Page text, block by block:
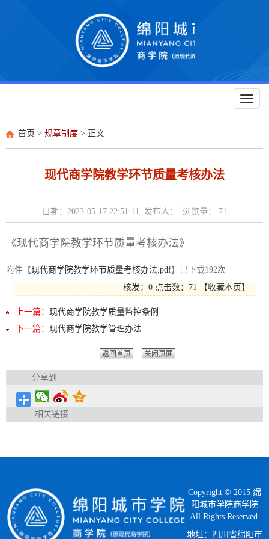
Toggle
首页 > 规章制度 > 正文
现代商学院教学环节质量考核办法
日期：2023-05-17 22:51:11 发布人： 浏览量： 71
《现代商学院教学环节质量考核办法》
附件【现代商学院教学环节质量考核办法.pdf】已下载192次
核发：0 点击数： 71 【收藏本页 】
上一篇： 现代商学院教学质量监控条例
下一篇： 现代商学院教学管理办法
返回首页 关闭页面
分享到
相关链接
Copyright © 2015 绵
阳城市学院商学院
All Rights Reserved.
地址：四川省绵阳市